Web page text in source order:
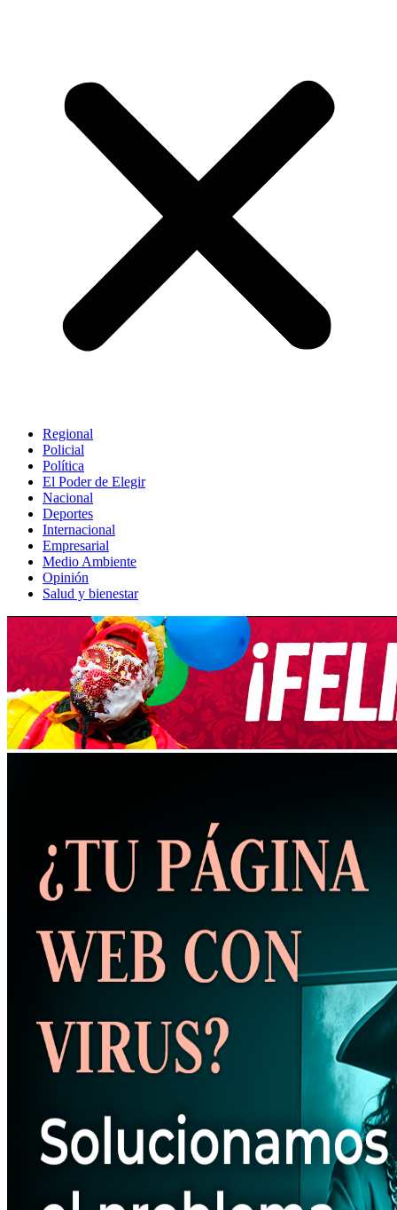
Regional
Policial
Política
El Poder de Elegir
Nacional
Deportes
Internacional
Empresarial
Medio Ambiente
Opinión
Salud y bienestar